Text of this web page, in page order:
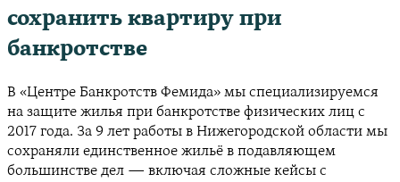
сохранить квартиру при
банкротстве
В «Центре Банкротств Фемида» мы специализируемся
на защите жилья при банкротстве физических лиц с
2017 года. За 9 лет работы в Нижегородской области мы
сохраняли единственное жильё в подавляющем
большинстве дел — включая сложные кейсы с